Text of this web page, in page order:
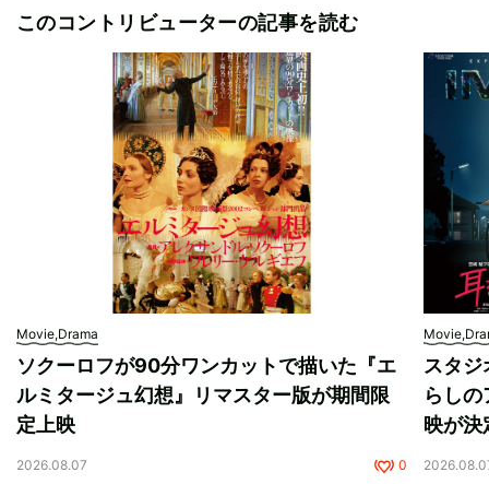
このコントリビューターの記事を読む
Movie,Drama
ソクーロフが90分ワンカットで描いた『エ
ルミタージュ幻想』リマスター版が期間限
定上映
2026.08.07 0
スタ
らし
映が決